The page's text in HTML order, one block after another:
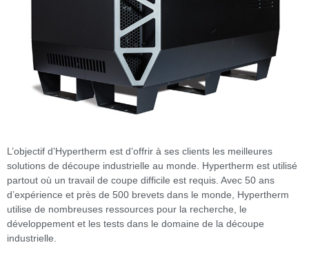
L’objectif d’Hypertherm est d’offrir à ses clients les meilleures
solutions de découpe industrielle au monde. Hypertherm est utilisé
partout où un travail de coupe difficile est requis. Avec 50 ans
d’expérience et près de 500 brevets dans le monde, Hypertherm
utilise de nombreuses ressources pour la recherche, le
développement et les tests dans le domaine de la découpe
industrielle.